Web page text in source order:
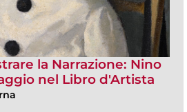
la Narrazione: Nino
nel Libro d'Artista